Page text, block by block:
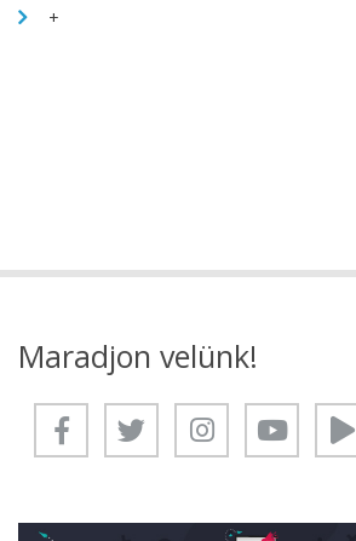
+
Maradjon velünk!